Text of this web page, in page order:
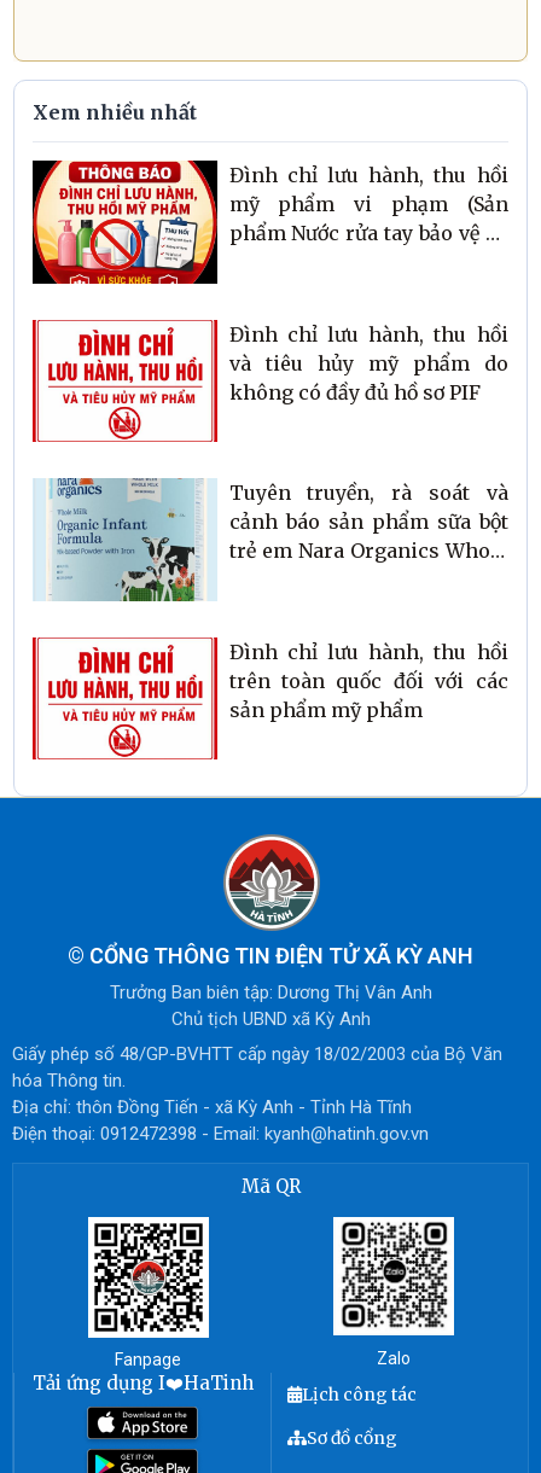
Xem nhiều nhất
Đình chỉ lưu hành, thu hồi
mỹ phẩm vi phạm (Sản
phẩm Nước rửa tay bảo vệ da
boss Intense)
Đình chỉ lưu hành, thu hồi
và tiêu hủy mỹ phẩm do
không có đầy đủ hồ sơ PIF
Tuyên truyền, rà soát và
cảnh báo sản phẩm sữa bột
trẻ em Nara Organics Whole
Đình chỉ lưu hành, thu hồi
trên toàn quốc đối với các
sản phẩm mỹ phẩm
© CỔNG THÔNG TIN ĐIỆN TỬ XÃ KỲ ANH
Trưởng Ban biên tập: Dương Thị Vân Anh
Chủ tịch UBND xã Kỳ Anh
Giấy phép số 48/GP-BVHTT cấp ngày 18/02/2003 của Bộ Văn
hóa Thông tin.
Địa chỉ: thôn Đồng Tiến - xã Kỳ Anh - Tỉnh Hà Tĩnh
Điện thoại: 0912472398 - Email: kyanh@hatinh.gov.vn
Mã QR
Fanpage Zalo
Tải ứng dụng I❤️HaTinh
Lịch công tác
Sơ đồ cổng